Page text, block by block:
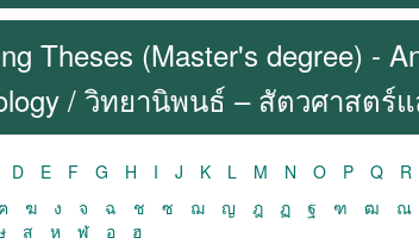
Theses (Master's degree) -
/ วิทยานิพนธ์ – สัตวศาสตร์
D E F G H I J K L M N O P Q R
ฅ ฆ ง จ ฉ ช ซ ฌ ญ ฎ ฏ ฐ ฑ ฒ ณ
ส ห ฬ อ ฮ